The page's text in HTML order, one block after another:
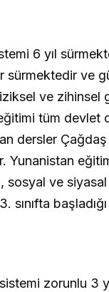
6 yıl
ve
ve zihinsel
tüm devlet
dersler
Yunanistan
sosyal ve
zorunlu 3